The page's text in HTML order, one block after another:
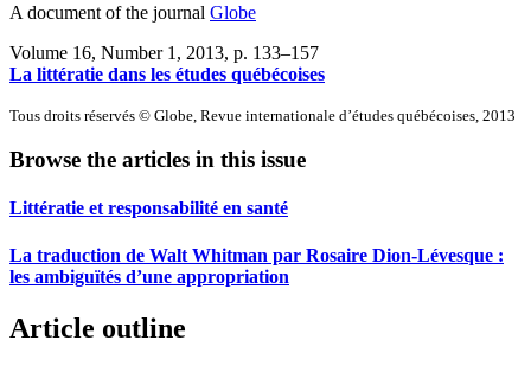
A document of the journal Globe
Volume 16, Number 1, 2013, p. 133–157
La littératie dans les études québécoises
Tous droits réservés © Globe, Revue internationale d’études québécoises, 2013
Browse the articles in this issue
Littératie et responsabilité en santé
La traduction de Walt Whitman par Rosaire Dion-Lévesque :
les ambiguïtés d’une appropriation
Article outline